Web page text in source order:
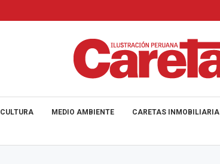
CULTURA MEDIO AMBIENTE CARETAS INMOBILIARIA